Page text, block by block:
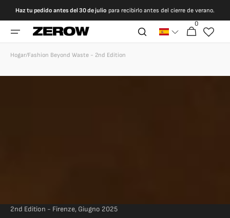
directamente
al contenido
Haz tu pedido antes del 30 de julio para recibirlo antes del cierre de verano.
Carrito
0
artículos
Hogar/Fashion Beyond Waste - 2nd Edition
2nd Edition - Firenze, Giugno 2025